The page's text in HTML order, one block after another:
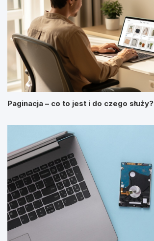
Paginacja – co to jest i do czego służy?